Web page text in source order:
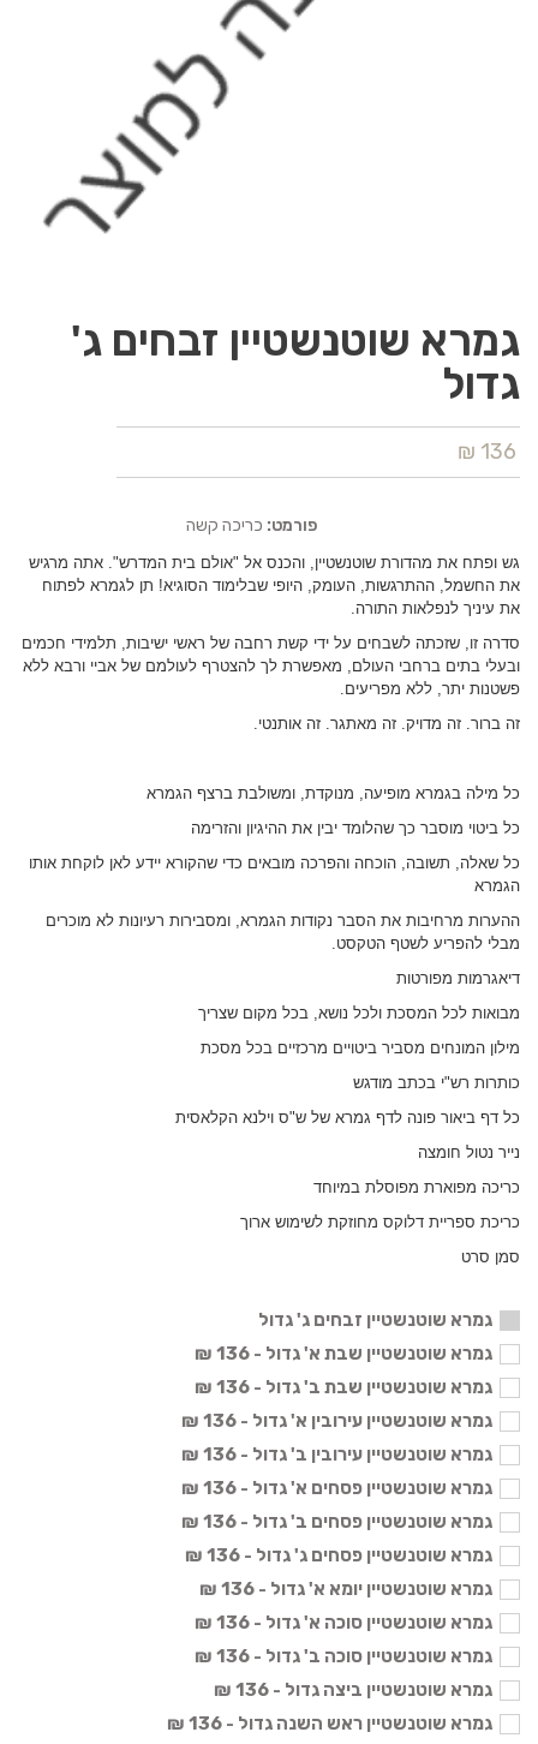
גמרא שוטנשטיין זבחים ג'
גדול
136 ₪
פורמט: כריכה קשה
גש ופתח את מהדורת שוטנשטיין, והכנס אל "אולם בית המדרש". אתה מרגיש
את החשמל, ההתרגשות, העומק, היופי שבלימוד הסוגיא! תן לגמרא לפתוח
את עיניך לנפלאות התורה.
סדרה זו, שזכתה לשבחים על ידי קשת רחבה של ראשי ישיבות, תלמידי חכמים
ובעלי בתים ברחבי העולם, מאפשרת לך להצטרף לעולמם של אביי ורבא ללא
פשטנות יתר, ללא מפריעים.
זה ברור. זה מדויק. זה מאתגר. זה אותנטי.
כל מילה בגמרא מופיעה, מנוקדת, ומשולבת ברצף הגמרא
כל ביטוי מוסבר כך שהלומד יבין את ההיגיון והזרימה
כל שאלה, תשובה, הוכחה והפרכה מובאים כדי שהקורא יידע לאן לוקחת אותו
הגמרא
ההערות מרחיבות את הסבר נקודות הגמרא, ומסבירות רעיונות לא מוכרים
מבלי להפריע לשטף הטקסט.
דיאגרמות מפורטות
מבואות לכל המסכת ולכל נושא, בכל מקום שצריך
מילון המונחים מסביר ביטויים מרכזיים בכל מסכת
כותרות רש"י בכתב מודגש
כל דף ביאור פונה לדף גמרא של ש"ס וילנא הקלאסית
נייר נטול חומצה
כריכה מפוארת מפוסלת במיוחד
כריכת ספריית דלוקס מחוזקת לשימוש ארוך
סמן סרט
גמרא שוטנשטיין זבחים ג' גדול
גמרא שוטנשטיין שבת א' גדול - 136 ₪
גמרא שוטנשטיין שבת ב' גדול - 136 ₪
גמרא שוטנשטיין עירובין א' גדול - 136 ₪
גמרא שוטנשטיין עירובין ב' גדול - 136 ₪
גמרא שוטנשטיין פסחים א' גדול - 136 ₪
גמרא שוטנשטיין פסחים ב' גדול - 136 ₪
גמרא שוטנשטיין פסחים ג' גדול - 136 ₪
גמרא שוטנשטיין יומא א' גדול - 136 ₪
גמרא שוטנשטיין סוכה א' גדול - 136 ₪
גמרא שוטנשטיין סוכה ב' גדול - 136 ₪
גמרא שוטנשטיין ביצה גדול - 136 ₪
גמרא שוטנשטיין ראש השנה גדול - 136 ₪